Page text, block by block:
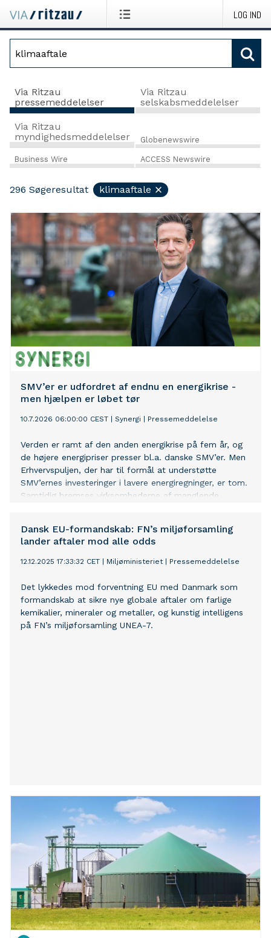
LOG IND
Via Ritzau
pressemeddelelser
Via Ritzau
selskabsmeddelelser
Via Ritzau
myndighedsmeddelelser
Globenewswire
Business Wire ACCESS Newswire
296 Søgeresultat klimaaftale
SMV’er er udfordret af endnu en energikrise -
men hjælpen er løbet tør
10.7.2026 06:00:00 CEST Synergi Pressemeddelelse
Verden er ramt af den anden energikrise på fem år, og
de højere energipriser presser bl.a. danske SMV’er. Men
Erhvervspuljen, der har til formål at understøtte
SMV’ernes investeringer i lavere energiregninger, er tom.
Samtidig bremses virksomhederne af manglende
hurtig assistance. Derfor foreslår en bred alliance af
organisationer nu fire konkrete forbedringer, der skal
hjælpe flere virksomheder i gang med at
fremtidige energikriser.
Dansk EU-formandskab: FN’s miljøforsamling
lander aftaler mod alle odds
12.12.2025 17:33:32 CET Miljøministeriet| Pressemeddelelse
Det lykkedes mod forventning EU med Danmark som
formandskab at sikre nye globale aftaler om farlige
kemikalier, mineraler og metaller, og kunstig intelligens
på FN’s miljøforsamling UNEA-7.